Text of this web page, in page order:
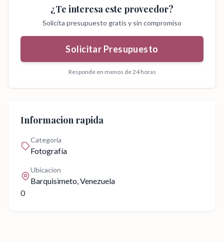
¿Te interesa este proveedor?
Solicita presupuesto gratis y sin compromiso
Solicitar Presupuesto
Responde en menos de 24 horas
Informacion rapida
Categoria
Fotografía
Ubicacion
Barquisimeto, Venezuela
0